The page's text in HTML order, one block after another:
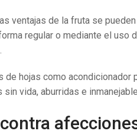
ventajas de la fruta se
regular o mediante el uso
hojas como acondicionador
vida, aburridas e